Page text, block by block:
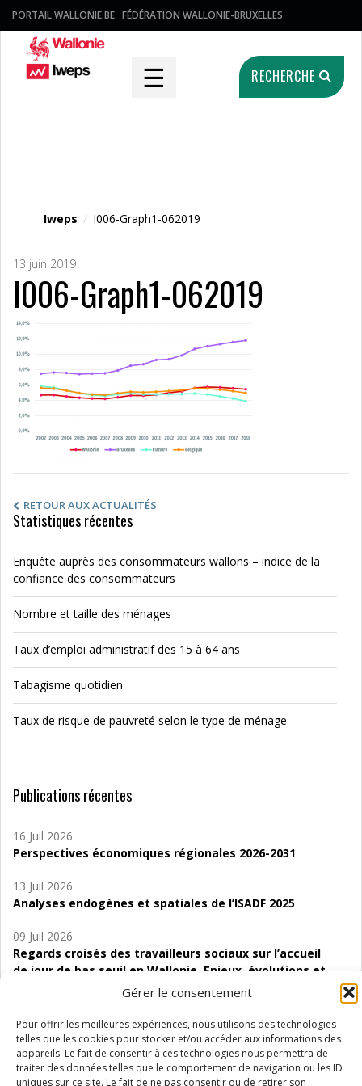
Gérer le consentement
Pour offrir les meilleures expériences, nous utilisons des technologies
telles que les cookies pour stocker et/ou accéder aux informations des
appareils. Le fait de consentir à ces technologies nous permettra de
traiter des données telles que le comportement de navigation ou les ID
uniques sur ce site. Le fait de ne pas consentir ou de retirer son
PORTAIL WALLONIE.BE FÉDÉRATION WALLONIE-BRUXELLES
☰ RECHERCHE
Iweps / I006-Graph1-062019
13 juin 2019
I006-Graph1-062019
RETOUR AUX ACTUALITÉS
Statistiques récentes
Enquête auprès des consommateurs wallons – indice de la
confiance des consommateurs
Nombre et taille des ménages
Taux d’emploi administratif des 15 à 64 ans
Tabagisme quotidien
Taux de risque de pauvreté selon le type de ménage
Publications récentes
16 Juil 2026
Perspectives économiques régionales 2026-2031
13 Juil 2026
Analyses endogènes et spatiales de l’ISADF 2025
09 Juil 2026
Regards croisés des travailleurs sociaux sur l’accueil
de jour de bas seuil en Wallonie. Enjeux, évolutions et
06 Juil 2026
Étude d’évaluabilité des Structures
d’accompagnement à l’autocréation d’emploi (SAACE)